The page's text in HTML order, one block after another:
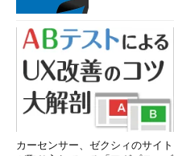
カーセンサー、ゼクシィのサイト